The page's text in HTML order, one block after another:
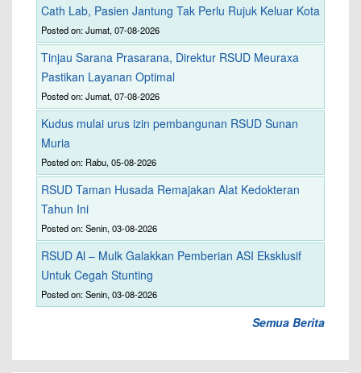
Cath Lab, Pasien Jantung Tak Perlu Rujuk Keluar Kota
Posted on: Jumat, 07-08-2026
Tinjau Sarana Prasarana, Direktur RSUD Meuraxa
Pastikan Layanan Optimal
Posted on: Jumat, 07-08-2026
Kudus mulai urus izin pembangunan RSUD Sunan
Muria
Posted on: Rabu, 05-08-2026
RSUD Taman Husada Remajakan Alat Kedokteran
Tahun Ini
Posted on: Senin, 03-08-2026
RSUD Al – Mulk Galakkan Pemberian ASI Eksklusif
Untuk Cegah Stunting
Posted on: Senin, 03-08-2026
Semua Berita